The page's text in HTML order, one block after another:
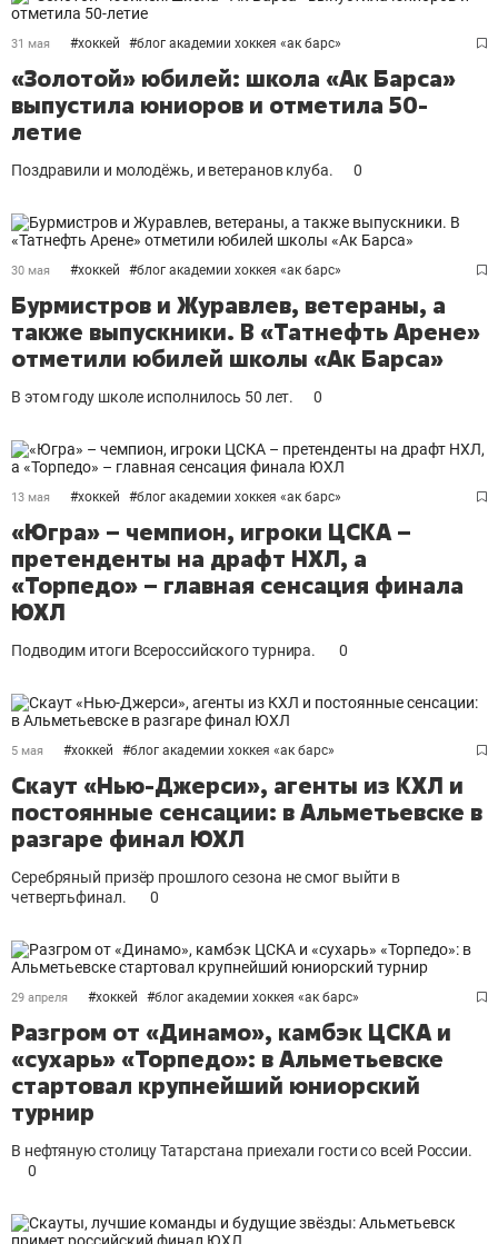
31 мая #хоккей #блог академии хоккея «ак барс»
«Золотой» юбилей: школа «Ак Барса»
выпустила юниоров и отметила 50-
летие
Поздравили и молодёжь, и ветеранов клуба. 0
30 мая #хоккей #блог академии хоккея «ак барс»
Бурмистров и Журавлев, ветераны, а
также выпускники. В «Татнефть Арене»
отметили юбилей школы «Ак Барса»
В этом году школе исполнилось 50 лет. 0
13 мая #хоккей #блог академии хоккея «ак барс»
«Югра» – чемпион, игроки ЦСКА –
претенденты на драфт НХЛ, а
«Торпедо» – главная сенсация финала
ЮХЛ
Подводим итоги Всероссийского турнира. 0
5 мая #хоккей #блог академии хоккея «ак барс»
Скаут «Нью-Джерси», агенты из КХЛ и
постоянные сенсации: в Альметьевске в
разгаре финал ЮХЛ
Серебряный призёр прошлого сезона не смог выйти в
четвертьфинал.
0
29 апреля #хоккей #блог академии хоккея «ак барс»
Разгром от «Динамо», камбэк ЦСКА и
«сухарь» «Торпедо»: в Альметьевске
стартовал крупнейший юниорский
турнир
В нефтяную столицу Татарстана приехали гости со всей России.
0